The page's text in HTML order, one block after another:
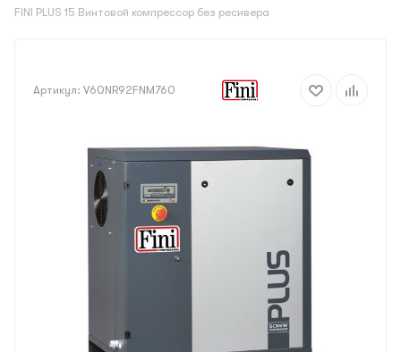
FINI PLUS 15 Винтовой компрессор без ресивера
Артикул: V60NR92FNM760